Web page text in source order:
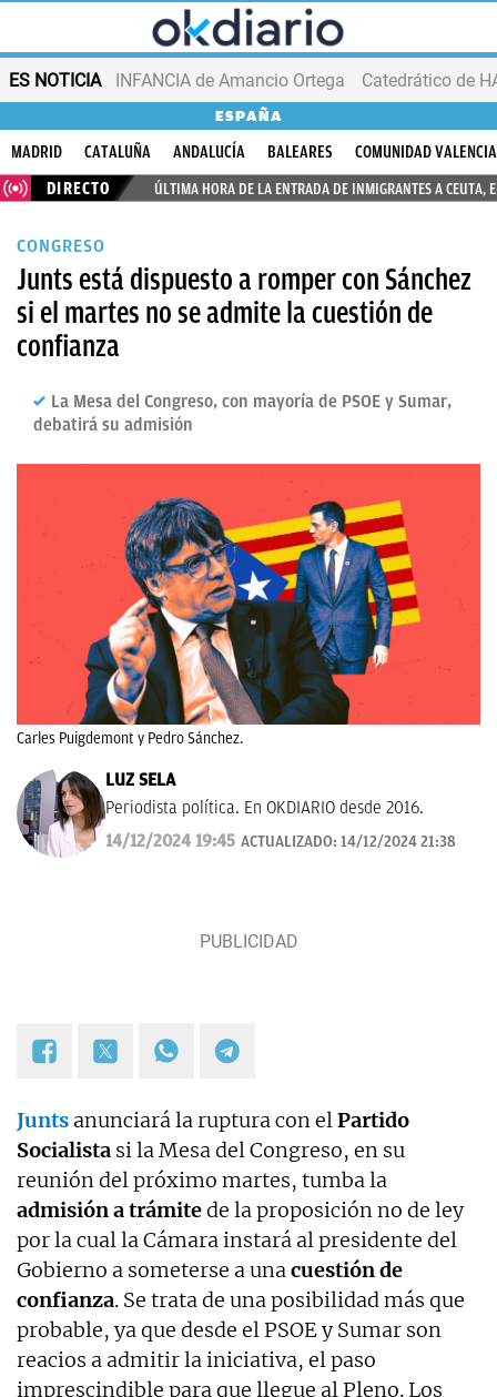
ES NOTICIA INFANCIA de Amancio Ortega
ESPAÑA
MADRID CATALUÑA ANDALUCÍA BALEARES
COMUNIDAD
DIRECTO
ÚLTIMA HORA DE LA ENTRADA DE INMIGRANTES A CEUTA,
CONGRESO
Junts está dispuesto a romper con Sánchez
si el martes no se admite la cuestión de
confianza
La Mesa del Congreso, con mayoría de PSOE y Sumar,
debatirá su admisión
Carles Puigdemont y Pedro Sánchez.
LUZ SELA
Periodista política. En OKDIARIO desde 2016.
14/12/2024 19:45 ACTUALIZADO: 14/12/2024 21:38
Junts anunciará la ruptura con elPartido
Socialista si la Mesa del Congreso, en su
reunión del próximo martes, tumba la
admisión a trámitede la proposición no de ley
por la cual la Cámara instará al presidente del
Gobierno a someterse a unacuestión de
confianza. Se trata de una posibilidad más que
probable, ya que desde el PSOE y Sumar son
reacios a admitir la iniciativa, el paso
imprescindible para que llegue al Pleno. Los